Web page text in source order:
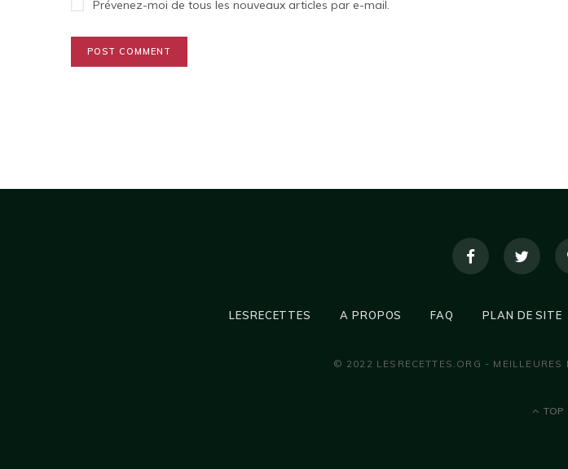
Prévenez-moi de tous les nouveaux articles par e-mail.
LESRECETTES A PROPOS FAQ PLAN DE SITE
© 2022 LESRECETTES.ORG - MEILLEURES
TOP